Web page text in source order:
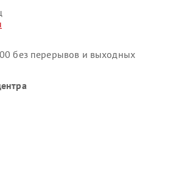
без перерывов и выходных